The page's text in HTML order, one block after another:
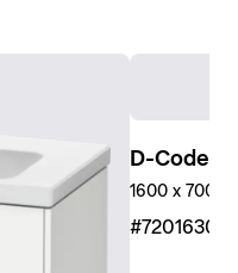
D-Code
1600 x 700